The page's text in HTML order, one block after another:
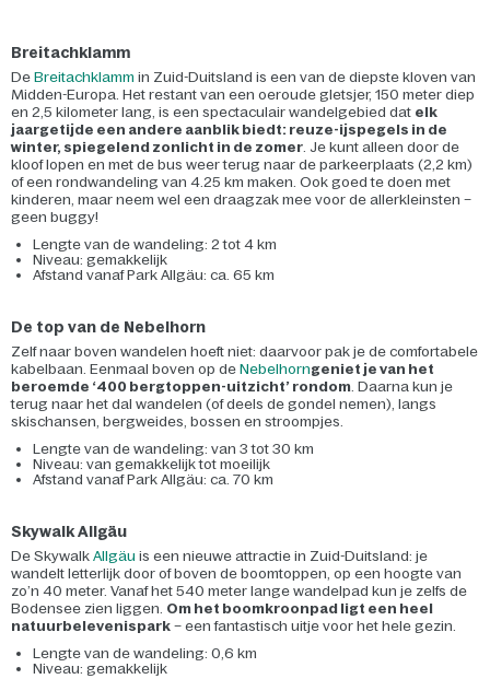
Breitachklamm
De Breitachklamm in Zuid-Duitsland is een van de diepste kloven van
Midden-Europa. Het restant van een oeroude gletsjer, 150 meter diep
en 2,5 kilometer lang, is een spectaculair wandelgebied dat elk
jaargetijde een andere aanblik biedt: reuze-ijspegels in de
winter, spiegelend zonlicht in de zomer. Je kunt alleen door de
kloof lopen en met de bus weer terug naar de parkeerplaats (2,2 km)
of een rondwandeling van 4.25 km maken. Ook goed te doen met
kinderen, maar neem wel een draagzak mee voor de allerkleinsten –
geen buggy!
Lengte van de wandeling: 2 tot 4 km
Niveau: gemakkelijk
Afstand vanaf Park Allgäu: ca. 65 km
De top van de Nebelhorn
Zelf naar boven wandelen hoeft niet: daarvoor pak je de comfortabele
kabelbaan. Eenmaal boven op de Nebelhorngeniet je van het
beroemde ‘400 bergtoppen-uitzicht’ rondom. Daarna kun je
terug naar het dal wandelen (of deels de gondel nemen), langs
skischansen, bergweides, bossen en stroompjes.
Lengte van de wandeling: van 3 tot 30 km
Niveau: van gemakkelijk tot moeilijk
Afstand vanaf Park Allgäu: ca. 70 km
Skywalk Allgäu
De Skywalk Allgäu is een nieuwe attractie in Zuid-Duitsland: je
wandelt letterlijk door of boven de boomtoppen, op een hoogte van
zo’n 40 meter. Vanaf het 540 meter lange wandelpad kun je zelfs de
Bodensee zien liggen. Om het boomkroonpad ligt een heel
natuurbelevenispark – een fantastisch uitje voor het hele gezin.
Lengte van de wandeling: 0,6 km
Niveau: gemakkelijk